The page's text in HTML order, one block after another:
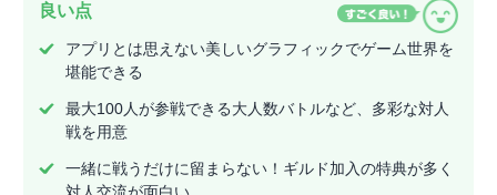
良い点
アプリとは思えない美しいグラフィックでゲーム世界を
堪能できる
最大100人が参戦できる大人数バトルなど、多彩な対人
戦を用意
一緒に戦うだけに留まらない！ギルド加入の特典が多く